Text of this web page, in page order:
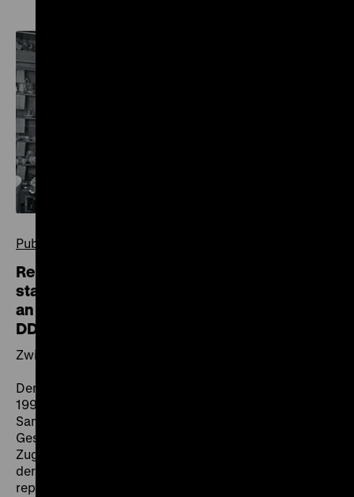
Publikation
Repräsentative Studie zu den Übergaben
staatlicher Institutionen und Organisationen
an das Museum für Deutsche Geschichte der
DDR
Zwischenbericht zum Forschungsprojekt
Dem Deutsche Historische Museum (DHM) wurden
1990 im Zuge der deutschen Wiedervereinigung die
Sammlungen des Ost-Berliner Museums für Deutsche
Geschichte (MfDG) übertragen. Die sich aus diesem
Zugangskontext ergebenden Fragen über die Herkunft
der Objekte standen im Mittelpunkt einer zweijährigen,
repräsentativen Studie, die ab Oktober 2018 am DHM